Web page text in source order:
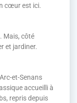
cœur est ici.
Mais, côté
et jardiner.
et-Senans
accueilli à
repris depuis